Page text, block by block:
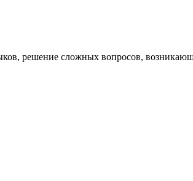
решение сложных вопросов,